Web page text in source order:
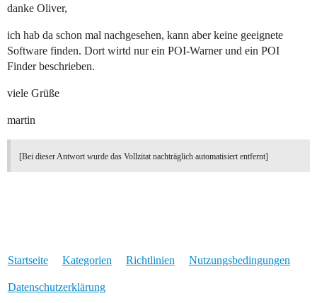
danke Oliver,
ich hab da schon mal nachgesehen, kann aber keine geeignete
Software finden. Dort wirtd nur ein POI-Warner und ein POI
Finder beschrieben.
viele Grüße
martin
[Bei dieser Antwort wurde das Vollzitat nachträglich automatisiert entfernt]
Startseite Kategorien Richtlinien Nutzungsbedingungen
Datenschutzerklärung